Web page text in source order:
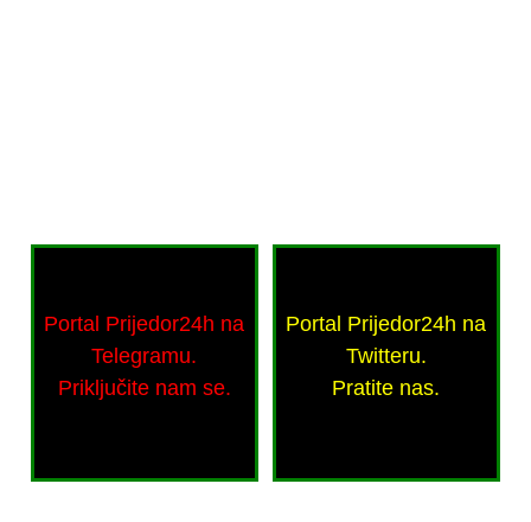
Portal Prijedor24h na
Telegramu.
Priključite nam se.
Portal Prijedor24h na
Twitteru.
Pratite nas.